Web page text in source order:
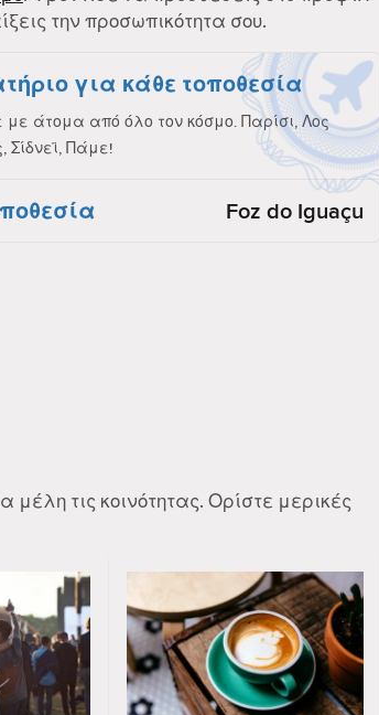
την προσωπικότητα σου.
για κάθε τοποθεσία
με άτομα από όλο τον κόσμο. Παρίσι, Λος
Σίδνεϊ, Πάμε!
Foz do Iguaçu
τις κοινότητας. Ορίστε μερικές